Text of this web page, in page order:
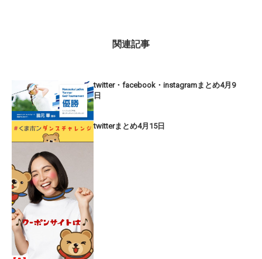
関連記事
twitter・facebook・instagramまとめ4月9
日
twitterまとめ4月15日